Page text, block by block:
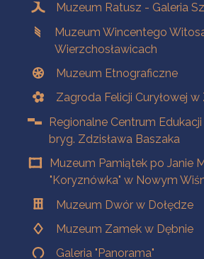
Muzeum Ratusz - Galeria
Muzeum Wincentego
Wierzchosławicach
Muzeum Etnograficzne
Zagroda Felicji Curyłowej w
Regionalne Centrum
bryg. Zdzisława Baszaka
Muzeum Pamiątek po Janie
"Koryznówka" w Nowym
Muzeum Dwór w Dołędze
Muzeum Zamek w Dębnie
Galeria "Panorama"